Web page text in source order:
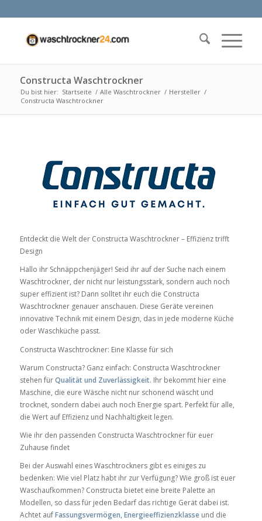
Constructa Waschtrockner
Du bist hier: Startseite / Alle Waschtrockner / Hersteller /
Constructa Waschtrockner
Entdeckt die Welt der Constructa Waschtrockner – Effizienz trifft
Design
Hallo ihr Schnäppchenjäger! Seid ihr auf der Suche nach einem
Waschtrockner, der nicht nur leistungsstark, sondern auch noch
super effizient ist? Dann solltet ihr euch die Constructa
Waschtrockner genauer anschauen. Diese Geräte vereinen
innovative Technik mit einem Design, das in jede moderne Küche
oder Waschküche passt.
Constructa Waschtrockner: Eine Klasse für sich
Warum Constructa? Ganz einfach: Constructa Waschtrockner
stehen fürQualität und Zuverlässigkeit. Ihr bekommt hier eine
Maschine, die eure Wäsche nicht nur schonend wäscht und
trocknet, sondern dabei auch noch Energie spart. Perfekt für alle,
die Wert auf Effizienz und Nachhaltigkeit legen.
Wie ihr den passenden Constructa Waschtrockner für euer
Zuhause findet
Bei der Auswahl eines Waschtrockners gibt es einiges zu
bedenken: Wie viel Platz habt ihr zur Verfügung? Wie groß ist euer
Waschaufkommen? Constructa bietet eine breite Palette an
Modellen, so dass für jeden Bedarf das richtige Gerät dabei ist.
Achtet aufFassungsvermögen, Energieeffizienzklasseund die